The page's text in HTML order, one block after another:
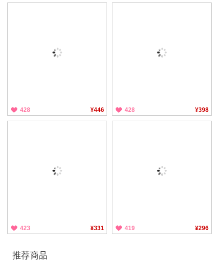
428 ¥446 428 ¥398
423 ¥331 419 ¥296
推荐商品